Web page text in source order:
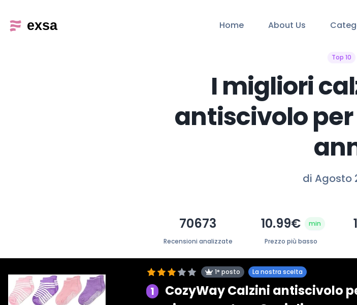
Home About Us
Top 10
I migliori
antiscivolo
di Agosto
70673
Recensioni analizzate
10.99€ min
Prezzo più basso
1° posto La nostra scelta
1
CozyWay Calzini antiscivolo